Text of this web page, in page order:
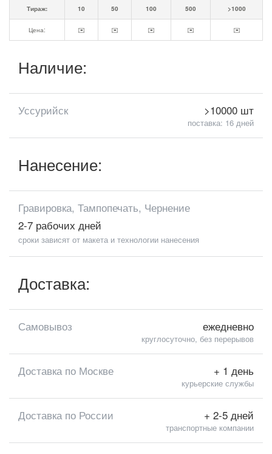
Тираж: 10 50 100 500 >1000
Цена: ✉️ ✉️ ✉️ ✉️ ✉️
Наличие:
Уссурийск >10000 шт
поставка: 16 дней
Нанесение:
Гравировка, Тампопечать, Чернение
2-7 рабочих дней
сроки зависят от макета и технологии нанесения
Доставка:
Самовывоз ежедневно
круглосуточно, без перерывов
Доставка по Москве + 1 день
курьерские службы
Доставка по России + 2-5 дней
транспортные компании